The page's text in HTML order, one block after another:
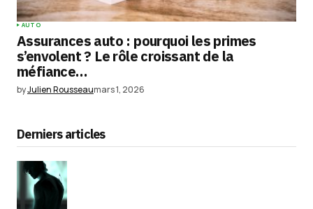
AUTO
Assurances auto : pourquoi les primes
s’envolent ? Le rôle croissant de la
méfiance…
byJulien Rousseaumars 1, 2026
Derniers articles